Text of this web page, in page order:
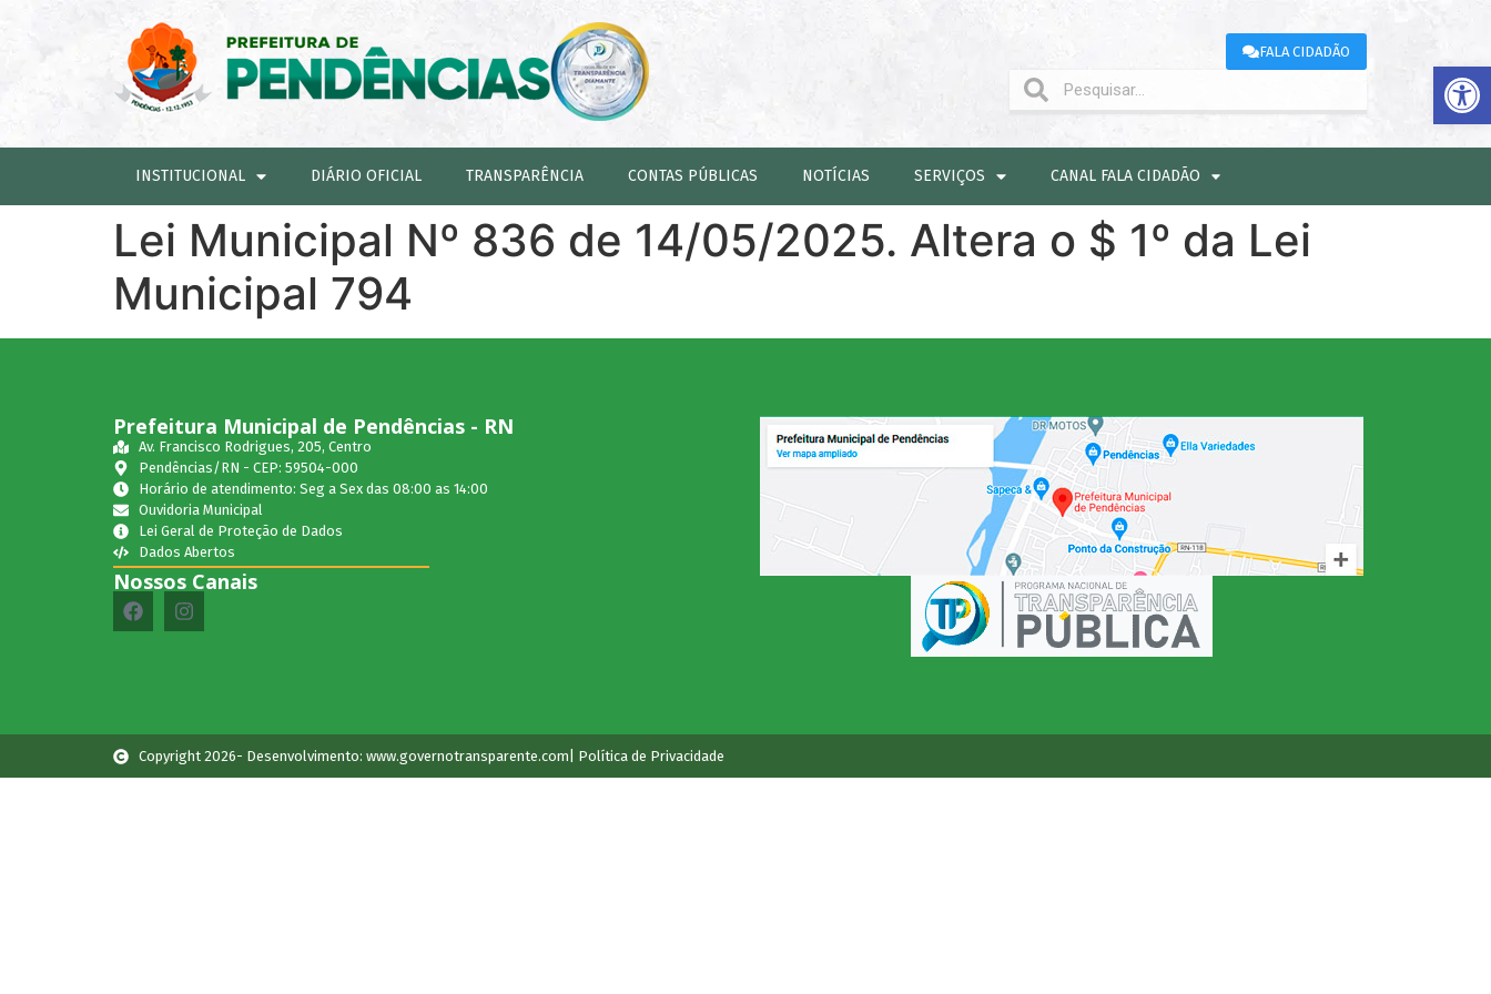
Abrir
FALA CIDADÃO
INSTITUCIONAL DIÁRIO OFICIAL TRANSPARÊNCIA CONTAS PÚBLICAS NOTÍCIAS SERVIÇOS CANAL FALA CIDADÃO
Lei Municipal Nº 836 de 14/05/2025. Altera o $ 1º da Lei
Municipal 794
Prefeitura Municipal de Pendências - RN
Av. Francisco Rodrigues, 205, Centro
Pendências/RN - CEP: 59504-000
Horário de atendimento: Seg a Sex das 08:00 as 14:00
Ouvidoria Municipal
Lei Geral de Proteção de Dados
Dados Abertos
Nossos Canais
Copyright 2026- Desenvolvimento: www.governotransparente.com | Política de Privacidade